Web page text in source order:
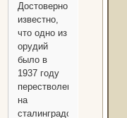
Достоверно
известно,
что одно из
орудий
было в
1937 году
перестволено
на
сталинградском